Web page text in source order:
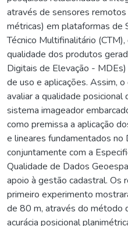
através de sensores
métricas) em plataformas de
Técnico Multifinalitário
qualidade dos produtos
Digitais de Elevação -
de uso e aplicações. Assim,
avaliar a qualidade
sistema imageador
como premissa a aplicação
e lineares fundamentados
conjuntamente com a
Qualidade de Dados
apoio à gestão cadastral. Os
primeiro experimento
de 80 m, através do método
acurácia posicional